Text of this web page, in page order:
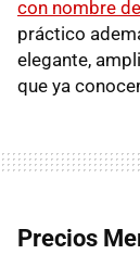
con nombre
práctico
elegante,
que ya
Precios